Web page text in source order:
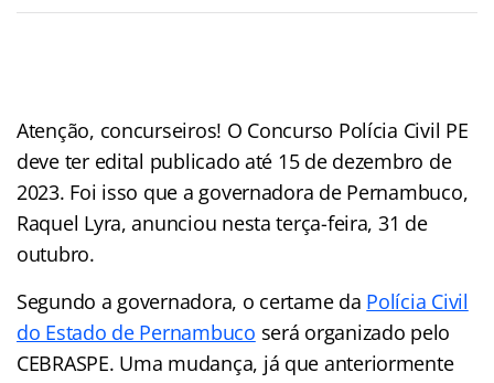
Atenção, concurseiros! O Concurso Polícia Civil PE
deve ter edital publicado até 15 de dezembro de
2023. Foi isso que a governadora de Pernambuco,
Raquel Lyra, anunciou nesta terça-feira, 31 de
outubro.
Segundo a governadora, o certame da Polícia Civil
do Estado de Pernambuco será organizado pelo
CEBRASPE. Uma mudança, já que anteriormente